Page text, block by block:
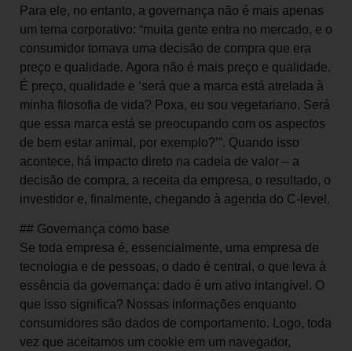
Para ele, no entanto, a governança não é mais apenas
um tema corporativo: “muita gente entra no mercado, e o
consumidor tomava uma decisão de compra que era
preço e qualidade. Agora não é mais preço e qualidade.
É preço, qualidade e ‘será que a marca está atrelada à
minha filosofia de vida? Poxa, eu sou vegetariano. Será
que essa marca está se preocupando com os aspectos
de bem estar animal, por exemplo?’”. Quando isso
acontece, há impacto direto na cadeia de valor – a
decisão de compra, a receita da empresa, o resultado, o
investidor e, finalmente, chegando à agenda do C-level.
## Governança como base
Se toda empresa é, essencialmente, uma empresa de
tecnologia e de pessoas, o dado é central, o que leva à
essência da governança: dado é um ativo intangível. O
que isso significa? Nossas informações enquanto
consumidores são dados de comportamento. Logo, toda
vez que aceitamos um cookie em um navegador,